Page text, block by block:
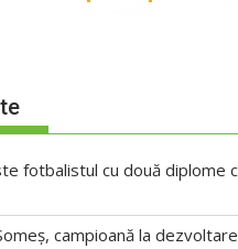
fotbalistul cu două diplome
campioană la